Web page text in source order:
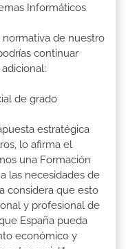
Informáticos
normativa de nuestro
continuar
de grado
estratégica
lo afirma el
una Formación
las necesidades de
considera que esto
y profesional de
España pueda
económico y